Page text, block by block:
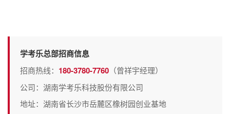
学考乐总部招商信息
招商热线： 180-3780-7760 （曾祥宇经理）
公司：湖南学考乐科技股份有限公司
地址：湖南省长沙市岳麓区橡树园创业基地